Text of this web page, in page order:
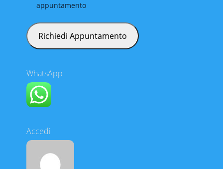
appuntamento
WhatsApp
Accedi